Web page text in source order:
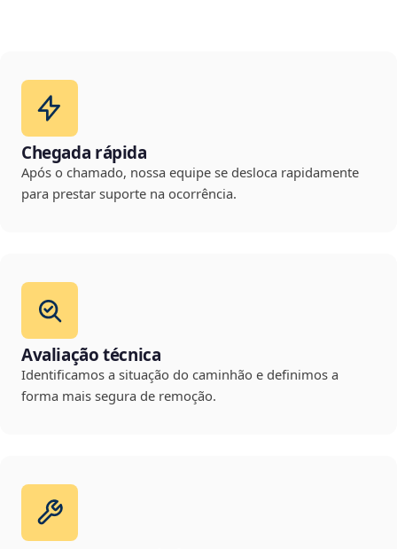
Chegada rápida
Após o chamado, nossa equipe se desloca rapidamente
para prestar suporte na ocorrência.
Avaliação técnica
Identificamos a situação do caminhão e definimos a
forma mais segura de remoção.